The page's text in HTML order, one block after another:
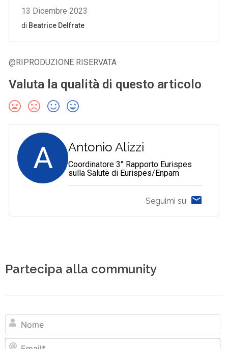
@RIPRODUZIONE RISERVATA
Valuta la qualità di questo articolo
A Antonio Alizzi
Coordinatore 3° Rapporto Eurispes
sulla Salute di Eurispes/Enpam
Seguimi su
Partecipa alla community